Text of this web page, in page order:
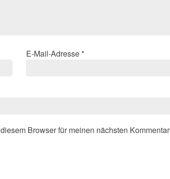
E-Mail-Adresse *
Browser für meinen nächsten Kommentar